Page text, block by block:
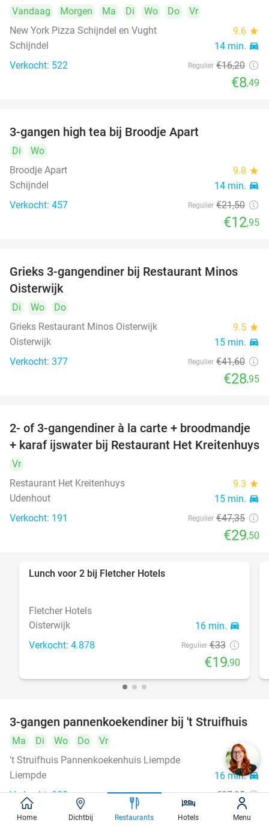
Vandaag Morgen Ma Di Wo Do
Vr
New York Pizza Schijndel en Vught
9.6 star
Schijndel 14 min. directions_car
Verkocht: 522 Regulier €16,20
€8,49
3-gangen high tea bij Broodje Apart
Di
Wo
Broodje Apart
9.8 star
Schijndel 14 min. directions_car
Verkocht: 457 Regulier €21,50
€12,95
30%
Grieks 3-gangendiner bij Restaurant Minos
Oisterwijk
Di Wo
Do
Grieks Restaurant Minos Oisterwijk
9.5 star
Oisterwijk 15 min. directions_car
Verkocht: 377 Regulier €41,60
€28,95
38%
2- of 3-gangendiner à la carte + broodmandje
+ karaf ijswater bij Restaurant Het Kreitenhuys
Vr
Restaurant Het Kreitenhuys
9.3 star
Udenhout 15 min. directions_car
Verkocht: 191 Regulier €47,35
€29,50
Lunch voor 2 bij Fletcher Hotels
Fletcher Hotels
Oisterwijk
16 min. directions_car
Verkocht: 4.878 Regulier €33
€19,90
43%
3-gangen pannenkoekendiner bij 't Struifhuis
Ma Di Wo Do
Vr
't Struifhuis Pannenkoekenhuis Liempde
9.4star
Liempde 16 min.directions_car
Verkocht: 800 Regulier €27,95
€15
Home Dichtbij Restaurants Hotels Menu